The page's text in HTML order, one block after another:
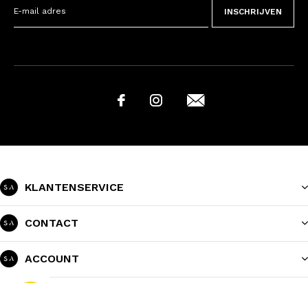
INSCHRIJVEN
KLANTENSERVICE
CONTACT
ACCOUNT